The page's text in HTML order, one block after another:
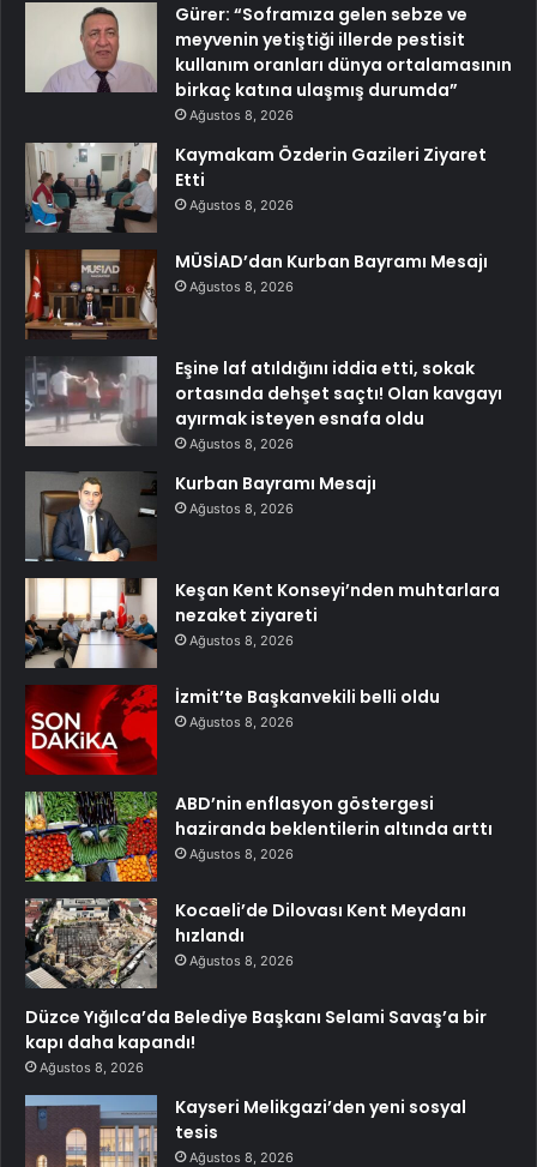
Gürer: “Soframıza gelen sebze ve
meyvenin yetiştiği illerde pestisit
kullanım oranları dünya ortalamasının
birkaç katına ulaşmış durumda”
Ağustos 8, 2026
Kaymakam Özderin Gazileri Ziyaret
Etti
Ağustos 8, 2026
MÜSİAD’dan Kurban Bayramı Mesajı
Ağustos 8, 2026
Eşine laf atıldığını iddia etti, sokak
ortasında dehşet saçtı! Olan kavgayı
ayırmak isteyen esnafa oldu
Ağustos 8, 2026
Kurban Bayramı Mesajı
Ağustos 8, 2026
Keşan Kent Konseyi’nden muhtarlara
nezaket ziyareti
Ağustos 8, 2026
İzmit’te Başkanvekili belli oldu
Ağustos 8, 2026
ABD’nin enflasyon göstergesi
haziranda beklentilerin altında arttı
Ağustos 8, 2026
Kocaeli’de Dilovası Kent Meydanı
hızlandı
Ağustos 8, 2026
Düzce Yığılca’da Belediye Başkanı Selami Savaş’a bir
kapı daha kapandı!
Ağustos 8, 2026
Kayseri Melikgazi’den yeni sosyal
tesis
Ağustos 8, 2026